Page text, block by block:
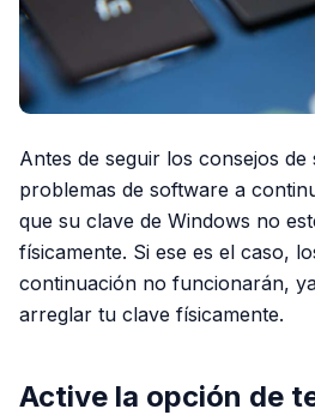
Antes de seguir los consejos de
problemas de software a
que su clave de Windows no
físicamente. Si ese es el caso,
continuación no funcionarán,
arreglar tu clave físicamente.
Active la opción de